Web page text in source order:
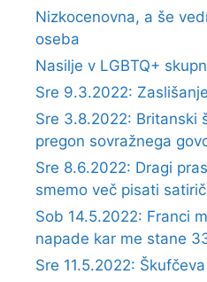
Nizkocenovna, a še
oseba
Nasilje v LGBTQ+
Sre 9.3.2022:
Sre 3.8.2022: Britanski
pregon sovražnega
Sre 8.6.2022: Dragi
smemo več pisati
Sob 14.5.2022: Franci
napade kar me stane
Sre 11.5.2022: